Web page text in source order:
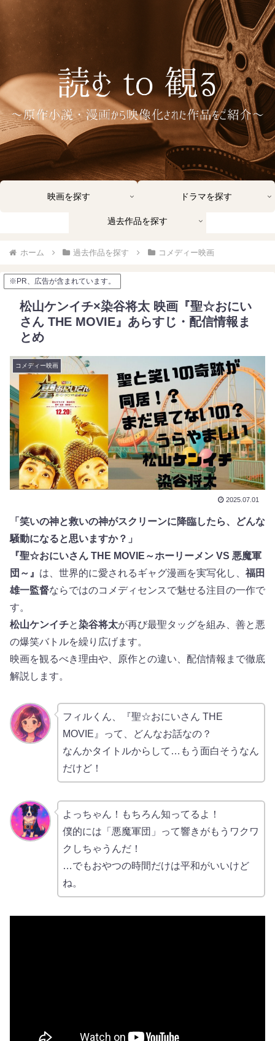
映画を探す ドラマを探す
過去作品を探す
ホーム 過去作品を探す コメディー映画
※PR、広告が含まれています。
松山ケンイチ×染谷将太 映画『聖☆おにい
さん THE MOVIE』あらすじ・配信情報ま
とめ
コメディー映画
2025.07.01
「笑いの神と救いの神がスクリーンに降臨したら、どんな
騒動になると思いますか？」
『聖☆おにいさん THE MOVIE～ホーリーメン VS 悪魔軍
団～』 は、世界的に愛されるギャグ漫画を実写化し、 福田
雄一監督ならではのコメディセンスで魅せる注目の一作で
す。
松山ケンイチと染谷将太が再び最聖タッグを組み、善と悪
の爆笑バトルを繰り広げます。
映画を観るべき理由や、原作との違い、配信情報まで徹底
解説します。
フィルくん、『聖☆おにいさん THE
MOVIE』って、どんなお話なの？
なんかタイトルからして…もう面白そうなん
だけど！
よっちゃん！もちろん知ってるよ！
僕的には「悪魔軍団」って響きがもうワクワ
クしちゃうんだ！
…でもおやつの時間だけは平和がいいけど
ね。